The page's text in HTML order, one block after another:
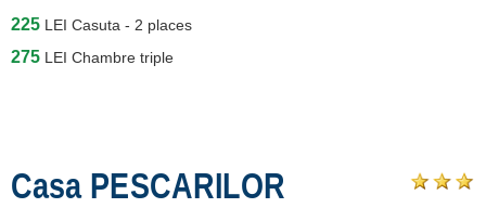
225 LEI Casuta - 2 places
275 LEI Chambre triple
Casa PESCARILOR